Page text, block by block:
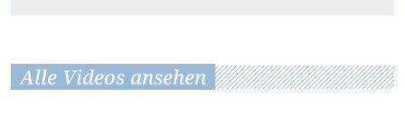
Alle Videos ansehen